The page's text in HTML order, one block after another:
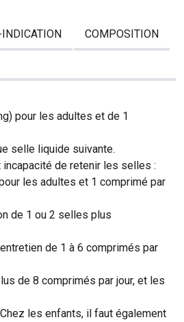
COMPOSITION
pour les adultes et de 1
selle liquide suivante.
de retenir les selles :
les adultes et 1 comprimé par
de 1 ou 2 selles plus
de 1 à 6 comprimés par
de 8 comprimés par jour, et les
les enfants, il faut également